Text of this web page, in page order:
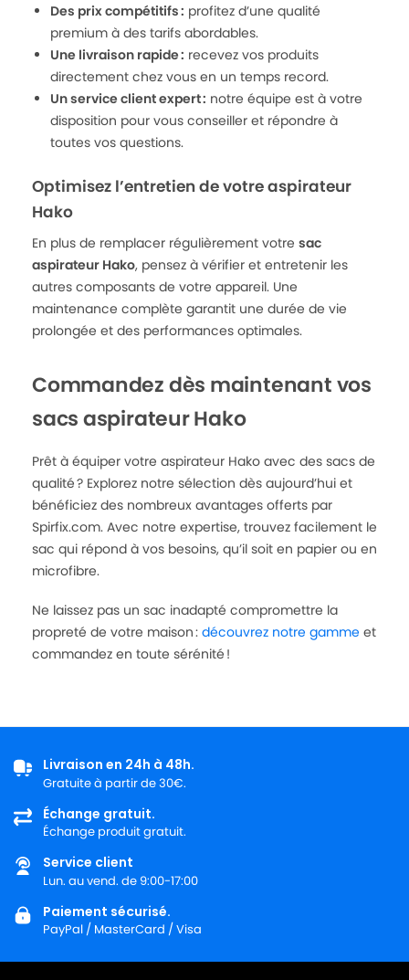
Des prix compétitifs : profitez d’une qualité
premium à des tarifs abordables.
Une livraison rapide : recevez vos produits
directement chez vous en un temps record.
Un service client expert : notre équipe est à votre
disposition pour vous conseiller et répondre à
toutes vos questions.
Optimisez l’entretien de votre aspirateur
Hako
En plus de remplacer régulièrement votre sac
aspirateur Hako, pensez à vérifier et entretenir les
autres composants de votre appareil. Une
maintenance complète garantit une durée de vie
prolongée et des performances optimales.
Commandez dès maintenant vos
sacs aspirateur Hako
Prêt à équiper votre aspirateur Hako avec des sacs de
qualité ? Explorez notre sélection dès aujourd’hui et
bénéficiez des nombreux avantages offerts par
Spirfix.com. Avec notre expertise, trouvez facilement le
sac qui répond à vos besoins, qu’il soit en papier ou en
microfibre.
Ne laissez pas un sac inadapté compromettre la
propreté de votre maison : découvrez notre gamme et
commandez en toute sérénité !
Livraison en 24h à 48h.
Gratuite à partir de 30€.
Échange gratuit.
Échange produit gratuit.
Service client
Lun. au vend. de 9:00-17:00
Paiement sécurisé.
PayPal / MasterCard / Visa